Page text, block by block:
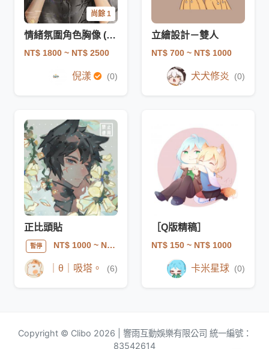
尚餘 1
情緒氛圍角色胸像 (Bust up) - 敘事感(早鳥)
NT$ 1800 ~ NT$ 2500
倪漾 (0)
立繪設計－雙人
NT$ 700 ~ NT$ 1000
犬犬修炎 (0)
正比頭貼
暫停 NT$ 1000~ NT$ 1500
｜θ｜吸塔。 (6)
［Q版精稿］
NT$ 150 ~ NT$ 1000
卡米星球 (0)
Copyright © Clibo 2026 | 響雨互動娛樂有限公司 統一編號：
83542614